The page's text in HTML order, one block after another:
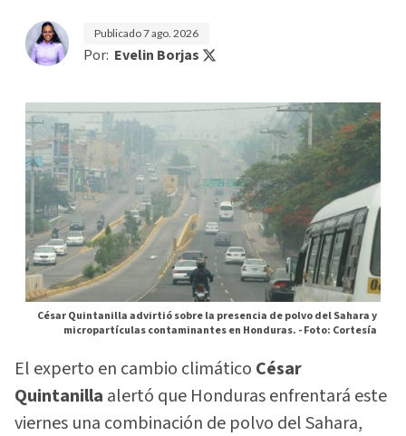
Publicado7 ago. 2026
Por: Evelin Borjas
César Quintanilla advirtió sobre la presencia de polvo del Sahara y
micropartículas contaminantes en Honduras. -Foto: Cortesía
El experto en cambio climático César
Quintanilla alertó que Honduras enfrentará este
viernes una combinación de polvo del Sahara,